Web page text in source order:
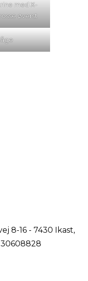
med X-
øverst
8-16 - 7430 Ikast,
30608828